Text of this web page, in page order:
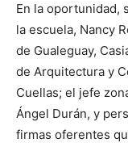
En la oportunidad,
la escuela, Nancy
de Gualeguay,
de Arquitectura y
Cuellas; el jefe
Ángel Durán, y
firmas oferentes